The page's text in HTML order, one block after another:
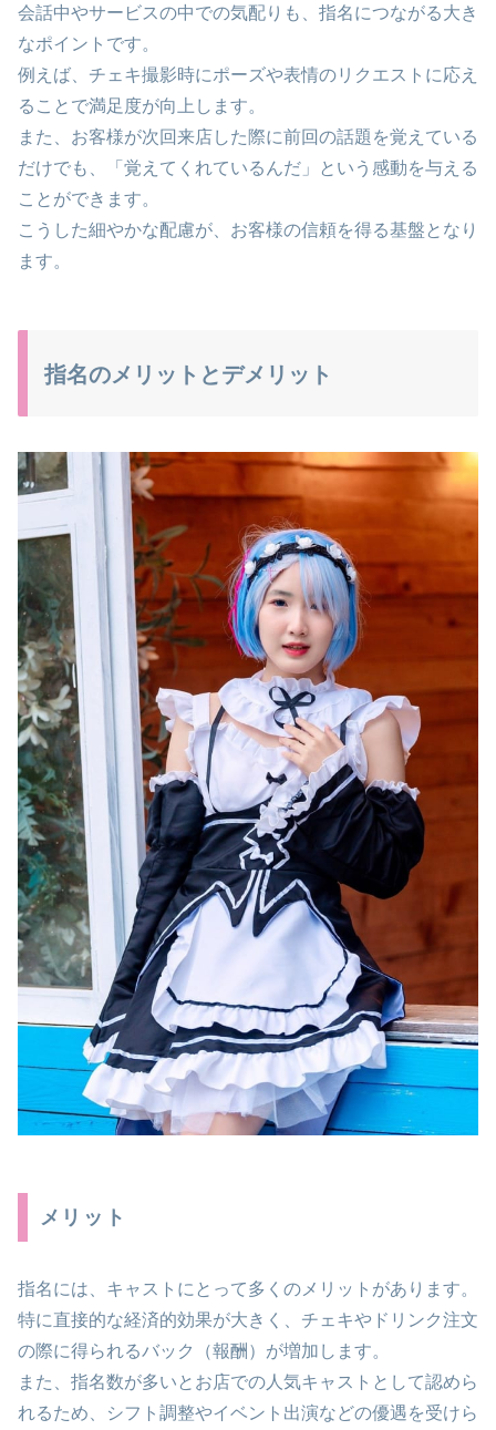
会話中やサービスの中での気配りも、指名につながる大き
なポイントです。
例えば、チェキ撮影時にポーズや表情のリクエストに応え
ることで満足度が向上します。
また、お客様が次回来店した際に前回の話題を覚えている
だけでも、「覚えてくれているんだ」という感動を与える
ことができます。
こうした細やかな配慮が、お客様の信頼を得る基盤となり
ます。
指名のメリットとデメリット
メリット
指名には、キャストにとって多くのメリットがあります。
特に直接的な経済的効果が大きく、チェキやドリンク注文
の際に得られるバック（報酬）が増加します。
また、指名数が多いとお店での人気キャストとして認めら
れるため、シフト調整やイベント出演などの優遇を受けら